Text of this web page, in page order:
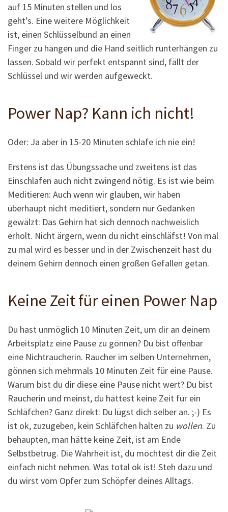
auf 15 Minuten stellen und los
geht’s. Eine weitere Möglichkeit
ist, einen Schlüsselbund an einen
Finger zu hängen und die Hand seitlich runterhängen zu
lassen. Sobald wir perfekt entspannt sind, fällt der
Schlüssel und wir werden aufgeweckt.
Power Nap? Kann ich nicht!
Oder: Ja aber in 15-20 Minuten schlafe ich nie ein!
Erstens ist das Übungssache und zweitens ist das
Einschlafen auch nicht zwingend nötig. Es ist wie beim
Meditieren: Auch wenn wir glauben, wir haben
überhaupt nicht meditiert, sondern nur Gedanken
gewälzt: Das Gehirn hat sich dennoch nachweislich
erholt. Nicht ärgern, wenn du nicht einschläfst! Von mal
zu mal wird es besser und in der Zwischenzeit hast du
deinem Gehirn dennoch einen großen Gefallen getan.
Keine Zeit für einen Power Nap
Du hast unmöglich 10 Minuten Zeit, um dir an deinem
Arbeitsplatz eine Pause zu gönnen? Du bist offenbar
eine Nichtraucherin. Raucher im selben Unternehmen,
gönnen sich mehrmals 10 Minuten Zeit für eine Pause.
Warum bist du dir diese eine Pause nicht wert? Du bist
Raucherin und meinst, du hättest keine Zeit für ein
Schläfchen? Ganz direkt: Du lügst dich selber an. ;-) Es
ist ok, zuzugeben, kein Schläfchen halten zu wollen. Zu
behaupten, man hätte keine Zeit, ist am Ende
Selbstbetrug. Die Wahrheit ist, du möchtest dir die Zeit
einfach nicht nehmen. Was total ok ist! Steh dazu und
du wirst vom Opfer zum Schöpfer deines Alltags.